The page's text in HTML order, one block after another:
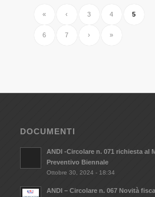
« ‹ 3 4 5
6 7 › »
DOCUMENTI
ANDI -Circolare n. 071 richiesta al
Preventivo Biennale
Ottobre 30, 2024 - 18:34
ANDI – Circolare n. 067 Novità